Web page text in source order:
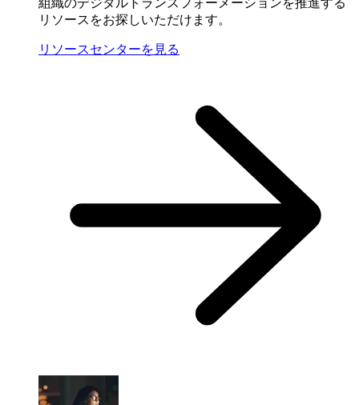
組織のデジタルトランスフォーメーションを推進する
リソースをお探しいただけます。
リソースセンターを見る